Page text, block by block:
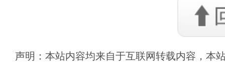
声明：本站内容均来自于互联网转载内容，本